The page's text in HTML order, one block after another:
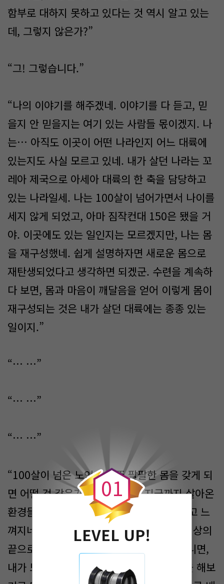
함부로 대하지 못하고 있다는 것 역시 알고 있는
데, 그렇지 않은가?”
“그! 그렇습니다.”
“나의 이야기를 해주겠네. 이야기를 다 듣고, 믿
을지 안 믿을지는 여기 있는 사람들 몫이겠지. 나
는… 아직도 이곳이 어떤 나라인지 어느 대륙에
있는지도 사실 모르고 있네. 내가 살던 나라는 꼬
레아 제국으로 아세아 대륙의 한 축을 담당하고
있는 나라일세. 나는 100살이 넘어가면서 나이를
세지 않게 되었고, 아마 짐작컨대 150은 됐을 거
야. 이곳에도 있는 일인지는 모르겠지만, 나는 몸
을 재구성했네. 쉽게 설명하자면 새로운 몸으로
재탄생되었다고 생각하면 되겠군. 수련을 계속하
다 보면, 몸과 마음이 깨달음을 얻어 이렇게 몸이
재구성되는 것은 내가 살던 대륙에는 종종 있는
일이지.”
“… …”
“… …”
“… …”
“100살이 넘은 노인이 아주 팔팔한 몸을 갖게 되
면 어떨 것 같은가? 무료하다네. 지금까지 살아온
환경들도…. 재력이나 권력 또한, 부질없다고 느
껴지네. 그래서 나는 모험을 하기로 했지. 세상의
끝으로 가서 이곳이 정말 세상의 끝인지 아니면,
내가 모르는 또 다른 곳 있는지! 나는 모험을 해보
0
0
1
LEVEL UP!